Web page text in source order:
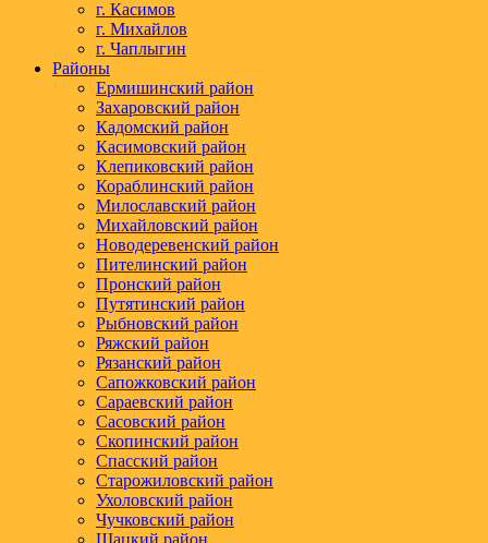
г. Касимов
г. Михайлов
г. Чаплыгин
Районы
Ермишинский район
Захаровский район
Кадомский район
Касимовский район
Клепиковский район
Кораблинский район
Милославский район
Михайловский район
Новодеревенский район
Пителинский район
Пронский район
Путятинский район
Рыбновский район
Ряжский район
Рязанский район
Сапожковский район
Сараевский район
Сасовский район
Скопинский район
Спасский район
Старожиловский район
Ухоловский район
Чучковский район
Шацкий район